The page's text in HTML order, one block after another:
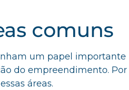
comuns
um papel importante
do empreendimento. Por
áreas.